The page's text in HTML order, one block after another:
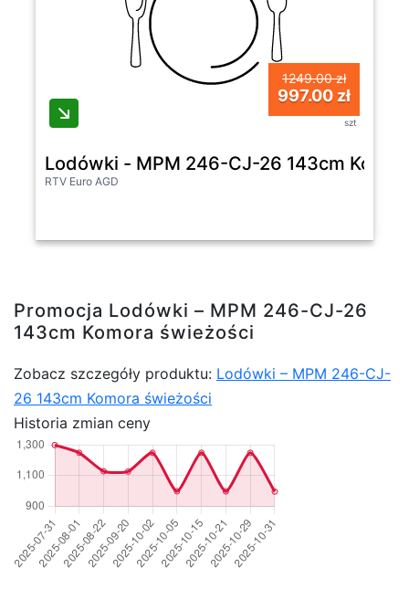
1249.00 zł
997.00 zł
szt
Lodówki - MPM 246-CJ-26 143cm
RTV Euro AGD
Promocja Lodówki – MPM 246-CJ-26
143cm Komora świeżości
Zobacz szczegóły produktu: Lodówki – MPM 246-CJ-
26 143cm Komora świeżości
Historia zmian ceny